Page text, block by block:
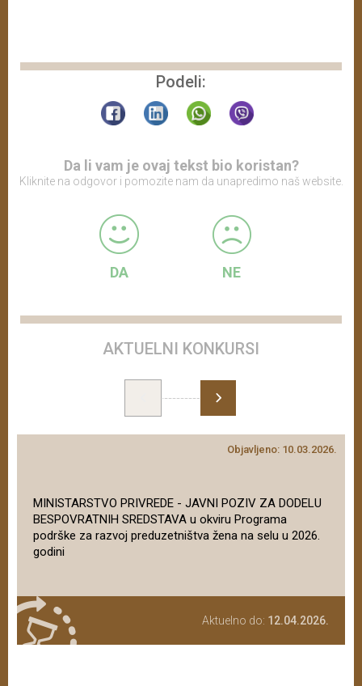
Podeli:
Da li vam je ovaj tekst bio koristan?
Kliknite na odgovor i pomozite nam da unapredimo naš website.
DA NE
AKTUELNI KONKURSI
Objavljeno: 10.03.2026.
MINISTARSTVO PRIVREDE - JAVNI POZIV ZA DODELU
BESPOVRATNIH SREDSTAVA u okviru Programa
podrške za razvoj preduzetništva žena na selu u 2026.
godini
Aktuelno do: 12.04.2026.